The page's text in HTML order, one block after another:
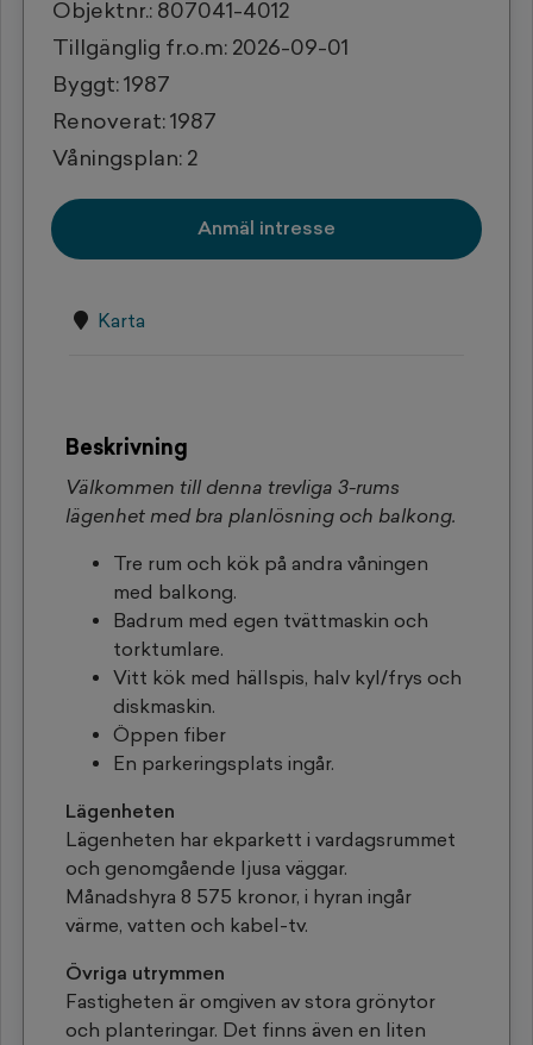
Objektnr.: 807041-4012
Tillgänglig fr.o.m: 2026-09-01
Byggt: 1987
Renoverat: 1987
Våningsplan: 2
Anmäl intresse
Karta
Beskrivning
Välkommen till denna trevliga 3-rums
lägenhet med bra planlösning och balkong.
Tre rum och kök på andra våningen
med balkong.
Badrum med egen tvättmaskin och
torktumlare.
Vitt kök med hällspis, halv kyl/frys och
diskmaskin.
Öppen fiber
En parkeringsplats ingår.
Lägenheten
Lägenheten har ekparkett i vardagsrummet
och genomgående ljusa väggar.
Månadshyra 8 575 kronor, i hyran ingår
värme, vatten och kabel-tv.
Övriga utrymmen
Fastigheten är omgiven av stora grönytor
och planteringar. Det finns även en liten